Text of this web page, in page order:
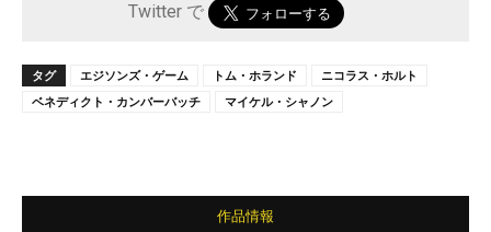
Twitter で
タグ エジソンズ・ゲーム トム・ホランド
ニコラス・ホルト
ベネディクト・カンバーバッチ
マイケル・シャノン
作品情報